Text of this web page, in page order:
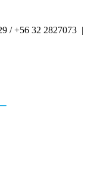
/ +56 32 2827073 |